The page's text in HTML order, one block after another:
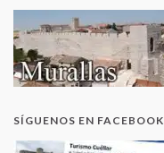
SÍGUENOS EN FACEBOOK